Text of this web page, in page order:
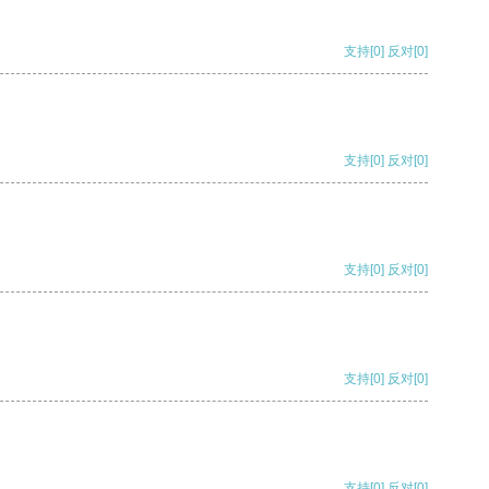
支持[0] 反对[0]
支持[0] 反对[0]
支持[0] 反对[0]
支持[0] 反对[0]